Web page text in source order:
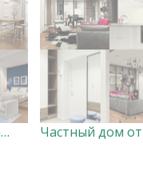
Уютная квартира-студия для отдыха у моря